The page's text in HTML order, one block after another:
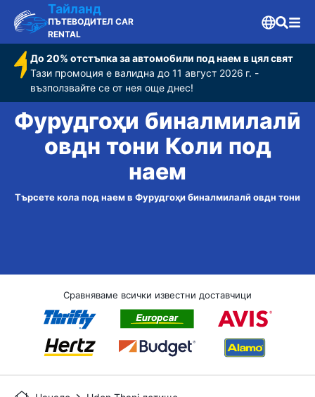
Тайланд
ПЪТЕВОДИТЕЛ CAR
RENTAL
До 20% отстъпка за автомобили под наем в цял свят
Тази промоция е валидна до 11 август 2026 г. -
възползвайте се от нея още днес!
Фурудгоҳи бин‌алмилалӣ
овдн тони Коли под
наем
Търсете кола под наем в Фурудгоҳи бин‌алмилалӣ овдн тони
Сравняваме всички известни доставчици